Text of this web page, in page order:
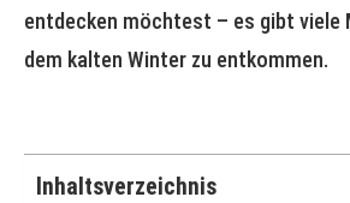
entdecken möchtest – es gibt viele
dem kalten Winter zu entkommen.
Inhaltsverzeichnis